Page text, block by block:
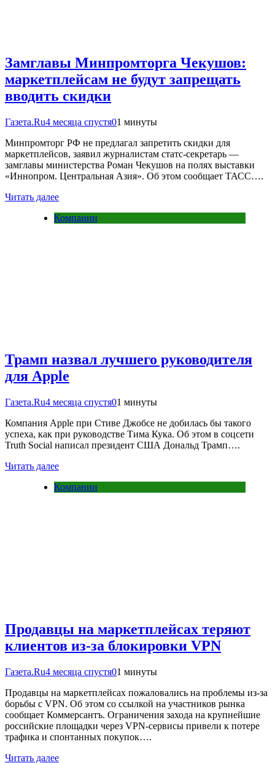
Замглавы Минпромторга Чекушов:
маркетплейсам не будут запрещать
вводить скидки
Газета.Ru4 месяца спустя01 минуты
Минпромторг РФ не предлагал запретить скидки для
маркетплейсов, заявил журналистам статс-секретарь —
замглавы министерства Роман Чекушов на полях выставки
«Иннопром. Центральная Азия». Об этом сообщает ТАСС….
Читать далее
Компании
Трамп назвал лучшего руководителя
для Apple
Газета.Ru4 месяца спустя01 минуты
Компания Apple при Стиве Джобсе не добилась бы такого
успеха, как при руководстве Тима Кука. Об этом в соцсети
Truth Social написал президент США Дональд Трамп….
Читать далее
Компании
Продавцы на маркетплейсах теряют
клиентов из-за блокировки VPN
Газета.Ru4 месяца спустя01 минуты
Продавцы на маркетплейсах пожаловались на проблемы из-за
борьбы с VPN. Об этом со ссылкой на участников рынка
сообщает Коммерсантъ. Ограничения захода на крупнейшие
российские площадки через VPN-сервисы привели к потере
трафика и спонтанных покупок….
Читать далее